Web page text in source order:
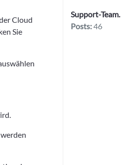
Cloud
Sie
Support-Team.
Posts:46